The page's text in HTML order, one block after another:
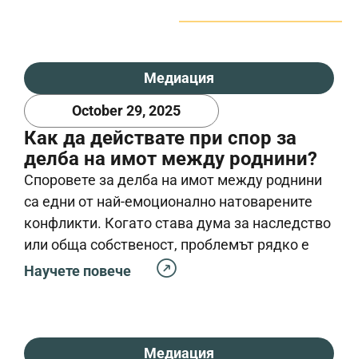
допълнителна
или трайно увреждане
на отношенията. Тя се
използва при семейни,
търговски, трудови и
организационни
спорове, както и във
всички случаи, в които
комуникацията между
страните е нарушена,
конфликтите,
Медиация
October 29, 2025
Как да действате при спор за
делба на имот между роднини?
Споровете за делба на имот между роднини
са едни от най-емоционално натоварените
конфликти. Когато става дума за наследство
или обща собственост, проблемът рядко е
само юридически – в него се преплитат
страните да постигнат разбирателство, преди
Научете повече
Медиация